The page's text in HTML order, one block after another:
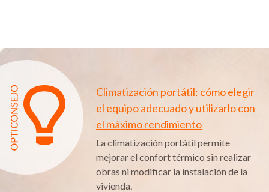
Climatización portátil: cómo elegir
el equipo adecuado y utilizarlo con
el máximo rendimiento
La climatización portátil permite
mejorar el confort térmico sin realizar
obras ni modificar la instalación de la
vivienda.